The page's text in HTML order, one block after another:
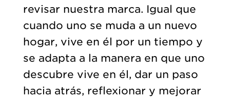
revisar nuestra marca. Igual que
cuando uno se muda a un nuevo
hogar, vive en él por un tiempo y
se adapta a la manera en que uno
descubre vive en él, dar un paso
hacia atrás, reflexionar y mejorar